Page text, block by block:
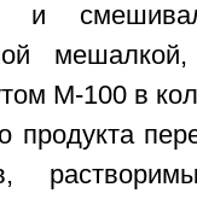
и
М-100 в
продукта